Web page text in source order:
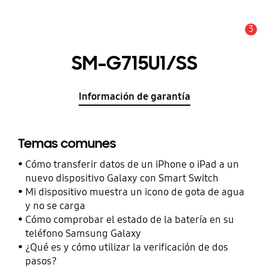
3
SM-G715U1/SS
Información de garantía
Temas comunes
Cómo transferir datos de un iPhone o iPad a un
nuevo dispositivo Galaxy con Smart Switch
Mi dispositivo muestra un icono de gota de agua
y no se carga
Cómo comprobar el estado de la batería en su
teléfono Samsung Galaxy
¿Qué es y cómo utilizar la verificación de dos
pasos?